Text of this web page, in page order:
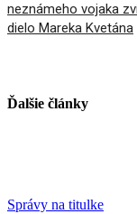
neznámeho vojaka
dielo Mareka Kvetána
Ďalšie články
Správy na titulke